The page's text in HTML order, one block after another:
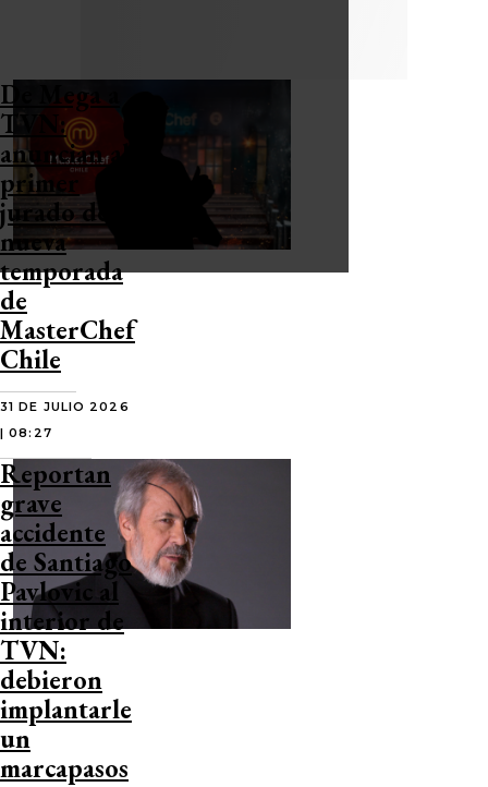
De Mega a
TVN:
anuncian al
primer
jurado de la
nueva
temporada
de
MasterChef
Chile
31 DE JULIO 2026
| 08:27
Reportan
grave
accidente
de Santiago
Pavlovic al
interior de
TVN:
debieron
implantarle
un
marcapasos